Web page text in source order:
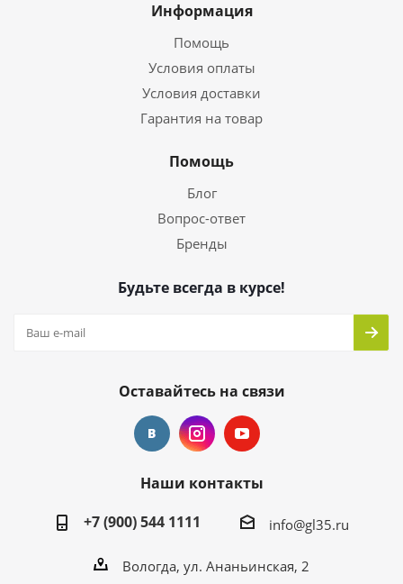
Информация
Помощь
Условия оплаты
Условия доставки
Гарантия на товар
Помощь
Блог
Вопрос-ответ
Бренды
Будьте всегда в курсе!
Оставайтесь на связи
Наши контакты
+7 (900) 544 1111
info@gl35.ru
Вологда, ул. Ананьинская, 2